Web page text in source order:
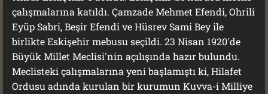
çalışmalarına katıldı. Çamzade Mehmet Efendi, Ohrili
Eyüp Sabri, Beşir Efendi ve Hüsrev Sami Bey ile
birlikte Eskişehir mebusu seçildi. 23 Nisan 1920'de
Büyük Millet Meclisi'nin açılışında hazır bulundu.
Meclisteki çalışmalarına yeni başlamıştı ki, Hilafet
Ordusu adında kurulan bir kurumun Kuvva-i Milliye